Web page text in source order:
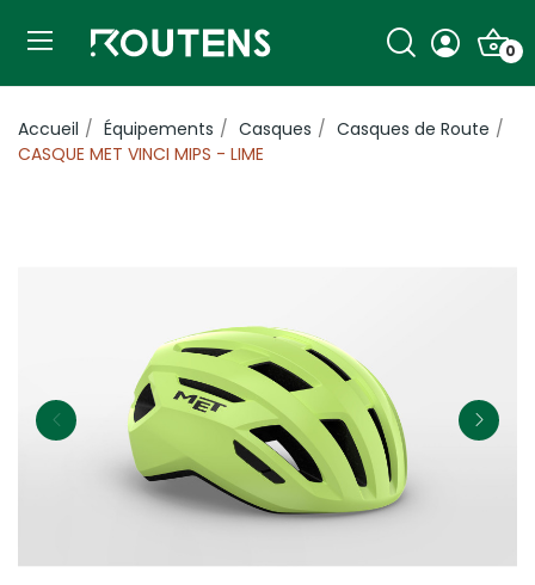
0
Accueil Équipements Casques
Casques de Route
CASQUE MET VINCI MIPS - LIME